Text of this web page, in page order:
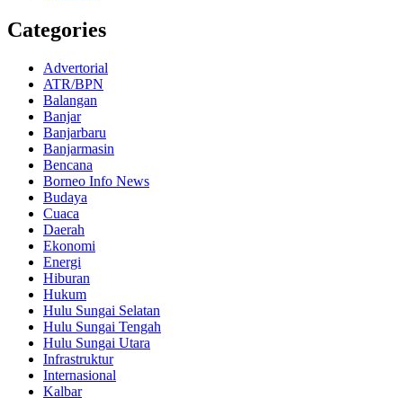
Categories
Advertorial
ATR/BPN
Balangan
Banjar
Banjarbaru
Banjarmasin
Bencana
Borneo Info News
Budaya
Cuaca
Daerah
Ekonomi
Energi
Hiburan
Hukum
Hulu Sungai Selatan
Hulu Sungai Tengah
Hulu Sungai Utara
Infrastruktur
Internasional
Kalbar